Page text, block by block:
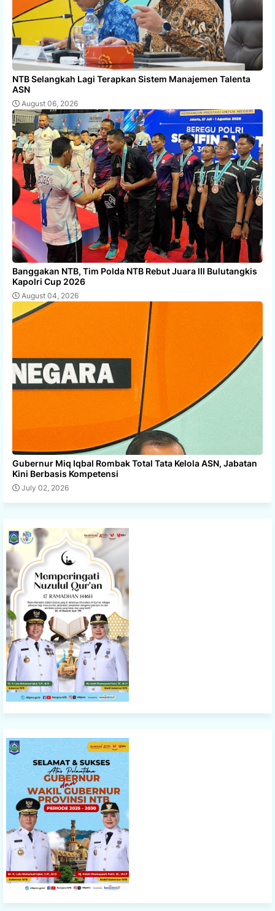
NTB Selangkah Lagi Terapkan Sistem Manajemen Talenta
ASN
August 06, 2026
Banggakan NTB, Tim Polda NTB Rebut Juara III Bulutangkis
Kapolri Cup 2026
August 04, 2026
Gubernur Miq Iqbal Rombak Total Tata Kelola ASN, Jabatan
Kini Berbasis Kompetensi
July 02, 2026